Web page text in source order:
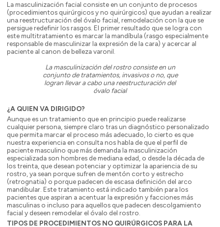
La masculinización facial consiste en un conjunto de procesos
(procedimientos quirúrgicos y no quirúrgicos) que ayudan a realizar
una reestructuración del óvalo facial, remodelación con la que se
persigue redefinir los rasgos. El primer resultado que se logra con
este multitratamiento es marcar la mandíbula (rasgo especialmente
responsable de masculinizar la expresión de la cara) y acercar al
paciente al canon de belleza varonil.
La masculinización del rostro consiste en un
conjunto de tratamientos, invasivos o no, que
logran llevar a cabo una reestructuración del
óvalo facial
¿A QUIEN VA DIRIGIDO?
Aunque es un tratamiento que en principio puede realizarse
cualquier persona, siempre claro tras un diagnóstico personalizado
que permita marcar el proceso más adecuado, lo cierto es que
nuestra experiencia en consulta nos habla de que el perfil de
paciente masculino que más demanda la masculinización
especializada son hombres de mediana edad, o desde la década de
los treinta, que desean potenciar y optimizar la apariencia de su
rostro, ya sean porque sufren de mentón corto y estrecho
(retrognatia) o porque padecen de escasa definición del arco
mandibular. Este tratamiento está indicado también para los
pacientes que aspiran a acentuar la expresión y facciones más
masculinas o incluso para aquellos que padecen descolgamiento
facial y deseen remodelar el óvalo del rostro.
TIPOS DE PROCEDIMIENTOS NO QUIRÚRGICOS PARA LA